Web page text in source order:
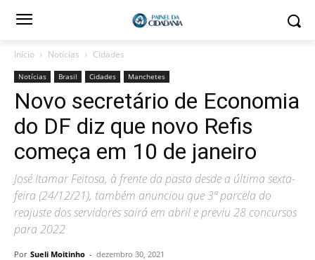
Início Notícias Cidades
Notícias Brasil Cidades Manchetes
Novo secretário de Economia
do DF diz que novo Refis
começa em 10 de janeiro
José Itamar Feitosa, à frente da pasta desde a última sexta-
feira (24/12/21), também anunciou que 3ª parcela do
reajuste dos servidores sairá em abril e previu 28 concursos
para 2022
Por Sueli Moitinho - dezembro 30, 2021